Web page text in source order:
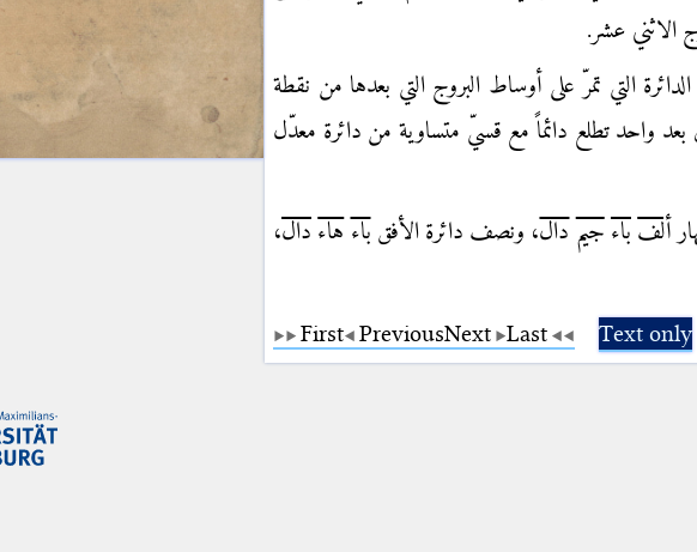
الاثني عشر.
التي تمرّ على أوساط البروج التي بعدها من نقطة
بعد واحد تطلع دائماً مع قسيّ متساوية من دائرة معدّل
ألف باء جيم دال، ونصف دائرة الأفق باء هاء دال،
First PreviousNext Last Text only